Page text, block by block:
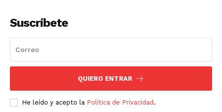
Suscríbete
QUIERO ENTRAR
He leído y acepto la Política de Privacidad.